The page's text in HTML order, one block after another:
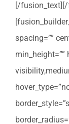
[/
spacing=””
min_height=””